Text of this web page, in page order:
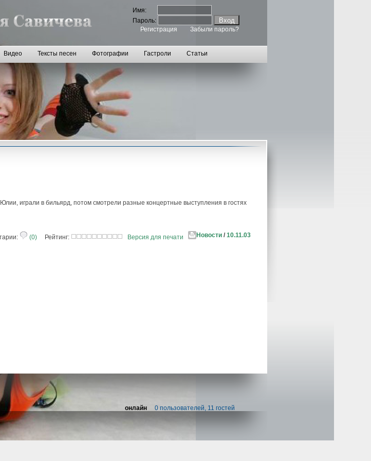
Имя:
Пароль:
Регистрация
Забыли пароль?
Видео Тексты песен Фотографии Гастроли Статьи
играли в бильярд, потом смотрели разные концертные выступления в гостях
Новости / 10.11.03
(0) Рейтинг: Версия для печати
онлайн 0 пользователей, 11 гостей